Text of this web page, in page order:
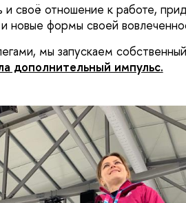
и своё отношение к работе,
новые формы своей
мы запускаем
дополнительный импульс.